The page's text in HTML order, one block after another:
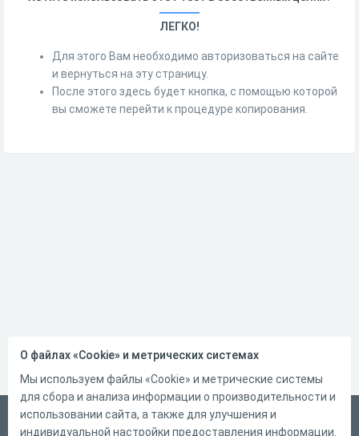
ЛЕГКО!
Для этого Вам необходимо авторизоваться на сайте
и вернуться на эту страницу.
После этого здесь будет кнопка, с помощью которой
вы сможете перейти к процедуре копирования.
Русский
О файлах «Cookie» и метрических системах
Мы используем файлы «Cookie» и метрические системы
для сбора и анализа информации о производительности и
использовании сайта, а также для улучшения и
индивидуальной настройки предоставления информации.